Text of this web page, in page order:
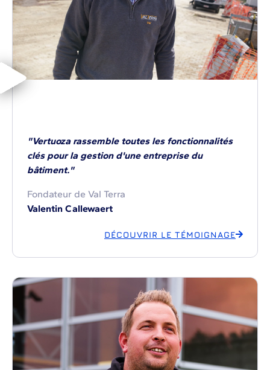
"Vertuoza rassemble toutes les fonctionnalités
clés pour la gestion d'une entreprise du
bâtiment."
Fondateur de Val Terra
Valentin Callewaert
DÉCOUVRIR LE TÉMOIGNAGE